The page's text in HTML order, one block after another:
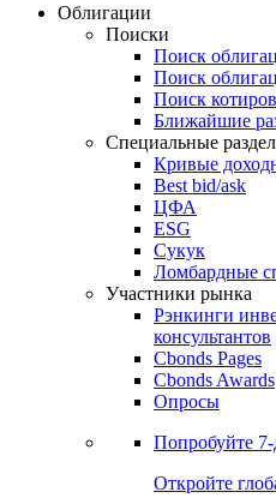
Облигации
Поиски
Поиск
Поиск
Поиск
Ближайшие
Специальные
Кривые
Best bid/ask
ЦФА
ESG
Сукук
Ломбардные
Участники рынка
Рэнкинги
консультантов
Cbonds Pages
Cbonds Awards
Опросы
Попробуйте
Откройте